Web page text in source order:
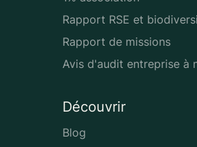
Rapport RSE et
Rapport de missions
Avis d'audit entreprise à
Découvrir
Blog